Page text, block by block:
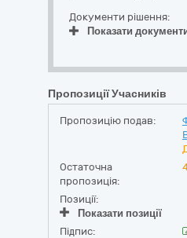
Документи рішення:
Показати
Пропозиції Учасників
Пропозицію подав:
Остаточна
пропозиція:
Позиції:
Показати позиції
Підпис: